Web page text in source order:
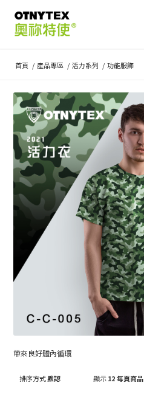
首頁 / 產品專區 / 活力系列 / 功能服飾
帶來良好體內循環
排序方式默認 顯示12 每頁商品